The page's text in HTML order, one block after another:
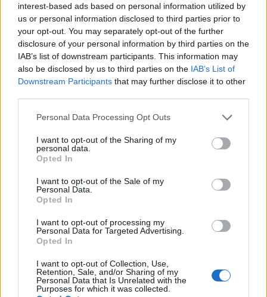
interest-based ads based on personal information utilized by
us or personal information disclosed to third parties prior to
your opt-out. You may separately opt-out of the further
disclosure of your personal information by third parties on the
IAB’s list of downstream participants. This information may
also be disclosed by us to third parties on the IAB’s List of
Downstream Participants that may further disclose it to other
Please note that this website/app uses one or more Google
not limited to your visit or usage behaviour. You may click to
grant or deny consent to Google and its third-party tags to
use your data for below specified purposes in below Google
consent section.
Personal Data Processing Opt Outs
I want to opt-out of the Sharing of my
personal data.
Opted In
I want to opt-out of the Sale of my
Personal Data.
Opted In
I want to opt-out of processing my
Personal Data for Targeted Advertising.
Opted In
I want to opt-out of Collection, Use,
Retention, Sale, and/or Sharing of my
Personal Data that Is Unrelated with the
Purposes for which it was collected.
Scuola superiore
7.800
NAD
Certificato o Diploma + 15%
8.970
NAD
Laurea triennale + 41%
L’aumento e la diminuzione percentuali sono relativi al
valore precedente
Vale la pena un Master o un MBA? Dovresti
perseguire l’istruzione superiore?
Un corso di laurea magistrale o qualsiasi
programma post-laurea inNamibia
87.200dollari namibiani a262.000dollari